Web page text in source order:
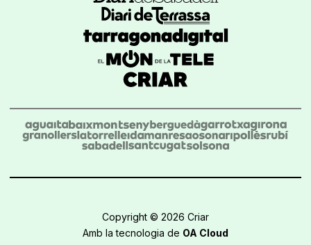
Copyright © 2026 Criar
Amb la tecnologia de OA Cloud